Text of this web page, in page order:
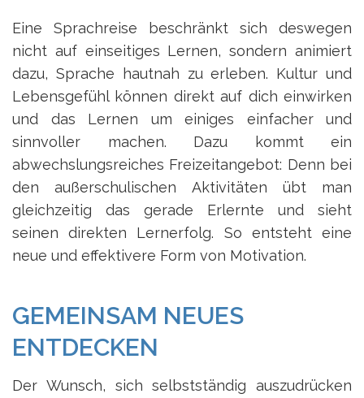
Eine Sprachreise beschränkt sich deswegen
nicht auf einseitiges Lernen, sondern animiert
dazu, Sprache hautnah zu erleben. Kultur und
Lebensgefühl können direkt auf dich einwirken
und das Lernen um einiges einfacher und
sinnvoller machen. Dazu kommt ein
abwechslungsreiches Freizeitangebot: Denn bei
den außerschulischen Aktivitäten übt man
gleichzeitig das gerade Erlernte und sieht
seinen direkten Lernerfolg. So entsteht eine
neue und effektivere Form von Motivation.
GEMEINSAM NEUES
ENTDECKEN
Der Wunsch, sich selbstständig auszudrücken